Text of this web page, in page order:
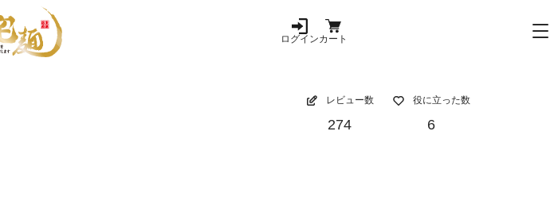
ログインカート
レビュー数
274
役に立った数
6